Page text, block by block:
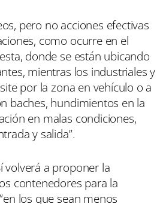
pero no acciones efectivas
como ocurre en el
donde se están ubicando
mientras los industriales y
por la zona en vehículo o a
baches, hundimientos en la
en malas condiciones,
y salida”.
volverá a proponer la
contenedores para la
los que sean menos